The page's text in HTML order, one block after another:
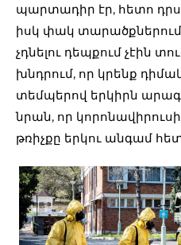
պարտադիր էր, հետո
իսկ փակ
չդնելու դեպքում չէին
խնդրում, որ կրենք
տեմպերով երկիրն
նրան, որ
թռիչքը երկու անգամ